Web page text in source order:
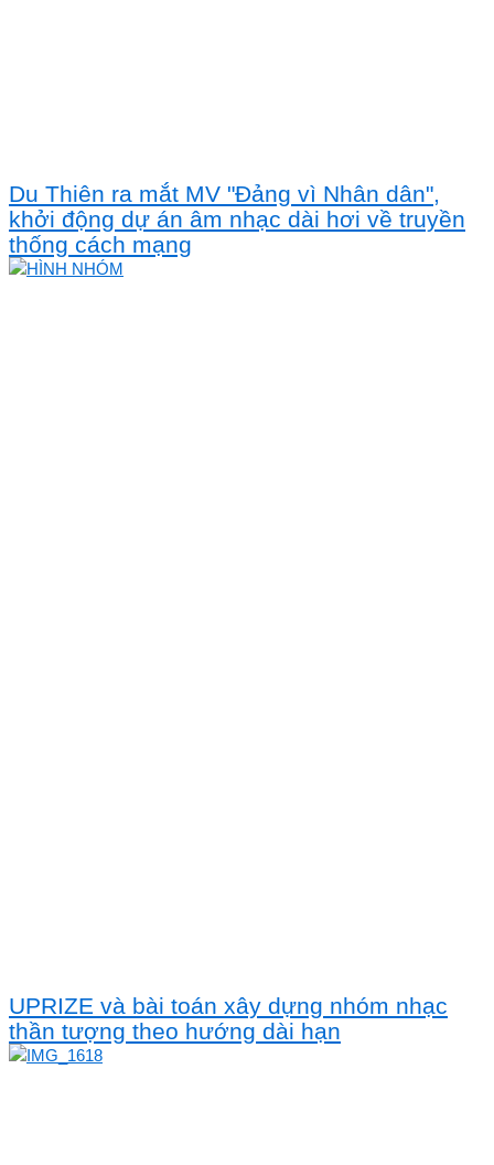
Du Thiên ra mắt MV "Đảng vì Nhân dân",
khởi động dự án âm nhạc dài hơi về truyền
thống cách mạng
UPRIZE và bài toán xây dựng nhóm nhạc
thần tượng theo hướng dài hạn